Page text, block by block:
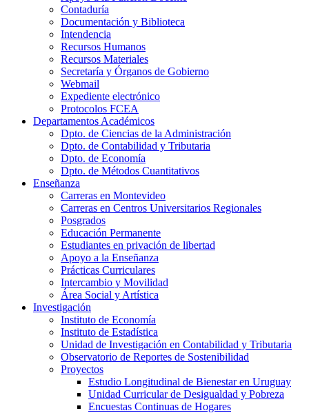
Contaduría
Documentación y Biblioteca
Intendencia
Recursos Humanos
Recursos Materiales
Secretaría y Órganos de Gobierno
Webmail
Expediente electrónico
Protocolos FCEA
Departamentos Académicos
Dpto. de Ciencias de la Administración
Dpto. de Contabilidad y Tributaria
Dpto. de Economía
Dpto. de Métodos Cuantitativos
Enseñanza
Carreras en Montevideo
Carreras en Centros Universitarios Regionales
Posgrados
Educación Permanente
Estudiantes en privación de libertad
Apoyo a la Enseñanza
Prácticas Curriculares
Intercambio y Movilidad
Área Social y Artística
Investigación
Instituto de Economía
Instituto de Estadística
Unidad de Investigación en Contabilidad y Tributaria
Observatorio de Reportes de Sostenibilidad
Proyectos
Estudio Longitudinal de Bienestar en Uruguay
Unidad Curricular de Desigualdad y Pobreza
Encuestas Continuas de Hogares